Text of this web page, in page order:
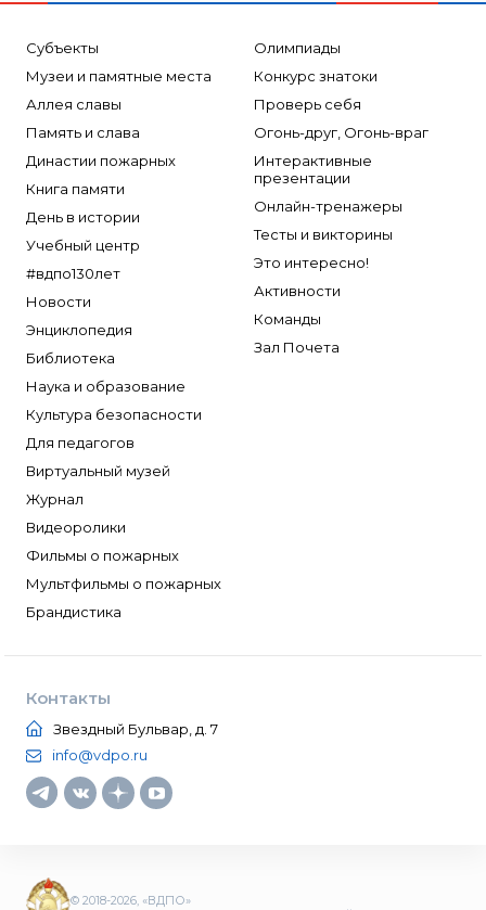
Субъекты
Музеи и памятные места
Аллея славы
Память и слава
Династии пожарных
Книга памяти
День в истории
Учебный центр
#вдпо130лет
Новости
Энциклопедия
Библиотека
Наука и образование
Культура безопасности
Для педагогов
Виртуальный музей
Журнал
Видеоролики
Фильмы о пожарных
Мультфильмы о пожарных
Брандистика
Олимпиады
Конкурс знатоки
Проверь себя
Огонь-друг, Огонь-враг
Интерактивные
презентации
Онлайн-тренажеры
Тесты и викторины
Это интересно!
Активности
Команды
Зал Почета
Контакты
Звездный Бульвар, д. 7
info@vdpo.ru
© 2018-2026, «ВДПО»